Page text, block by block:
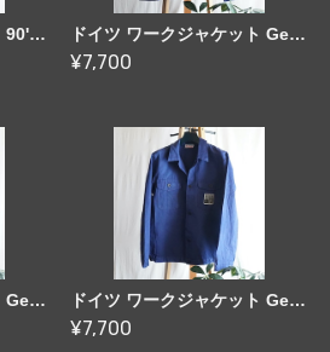
ドイツ ワークジャケット 90's Germany [C2310] ドイツ ワークジャケット Germany 80-90's [C2316]
¥7,700
ドイツ ワークジャケット Germany 80-90's [C2317] ドイツ ワークジャケット Germany 80's [C2296]
¥7,700